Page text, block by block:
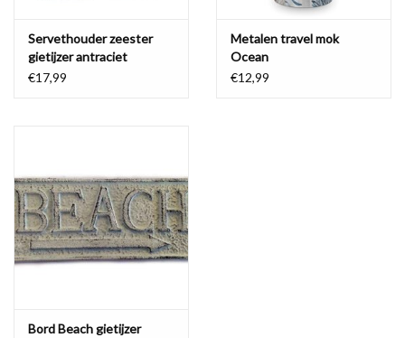
Servethouder zeester
gietijzer antraciet
€17,99
Metalen travel mok
Ocean
€12,99
Bord Beach gietijzer